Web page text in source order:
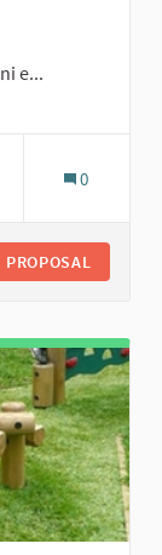
e...
0
PROPOSAL